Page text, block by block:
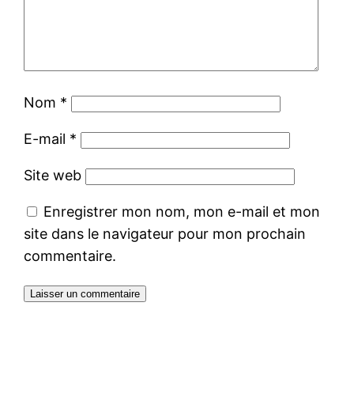
Nom *
E-mail *
Site web
Enregistrer mon nom, mon e-mail et mon
site dans le navigateur pour mon prochain
commentaire.